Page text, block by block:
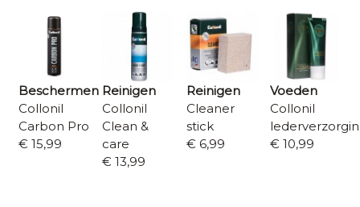
Beschermen
Collonil
Carbon Pro
€ 15,99
Reinigen
Collonil
Clean &
care
€ 13,99
Reinigen
Cleaner
stick
€ 6,99
Voeden
Collonil
€ 10,99